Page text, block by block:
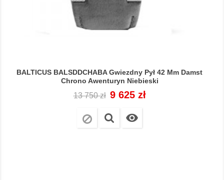
BALTICUS BALSDDCHABA Gwiezdny Pył 42 Mm Damst
Chrono Awenturyn Niebieski
Cena
13 750 zł Cena
9 625 zł
